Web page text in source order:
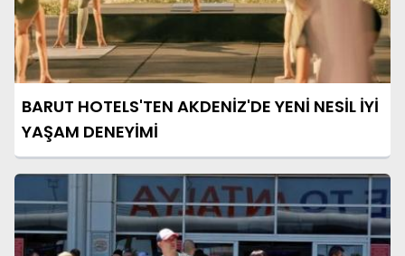
BARUT HOTELS'TEN AKDENİZ'DE YENİ NESİL İYİ
YAŞAM DENEYİMİ